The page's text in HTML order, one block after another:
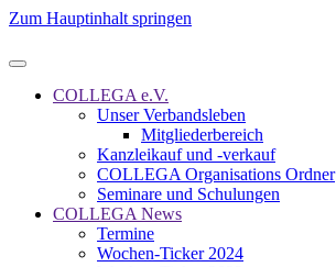
Zum Hauptinhalt springen
COLLEGA e.V.
Unser Verbandsleben
Mitgliederbereich
Kanzleikauf und -verkauf
COLLEGA Organisations Ordner
Seminare und Schulungen
COLLEGA News
Termine
Wochen-Ticker 2024